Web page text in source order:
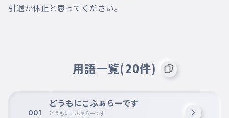
引退か休止と思ってください。
用語一覧(20件)
001
どうもにこふぁらーです
どうもにこふぁらーです